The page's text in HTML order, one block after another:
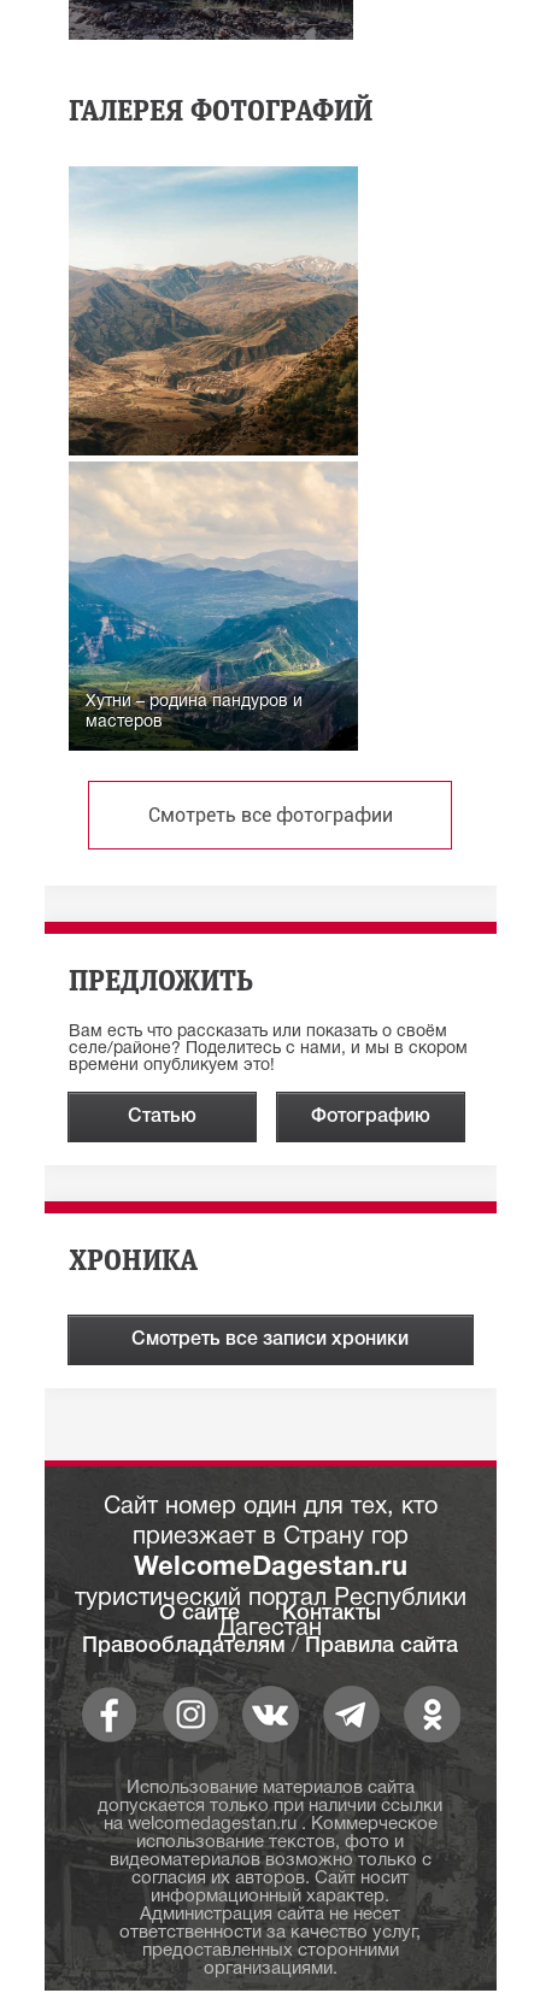
ГАЛЕРЕЯ ФОТОГРАФИЙ
Хутни – родина пандуров и
мастеров
Смотреть все фотографии
ПРЕДЛОЖИТЬ
Вам есть что рассказать или показать о своём
селе/районе? Поделитесь с нами, и мы в скором
времени опубликуем это!
Статью Фотографию
ХРОНИКА
Смотреть все записи хроники
Сайт номер один для тех, кто
приезжает в Страну гор
WelcomeDagestan.ru
туристический портал Республики
Дагестан
О сайте
Контакты
Правообладателям / Правила сайта
Использование материалов сайта
допускается только при наличии ссылки
на welcomedagestan.ru . Коммерческое
использование текстов, фото и
видеоматериалов возможно только с
согласия их авторов. Сайт носит
информационный характер.
Администрация сайта не несет
ответственности за качество услуг,
предоставленных сторонними
организациями.